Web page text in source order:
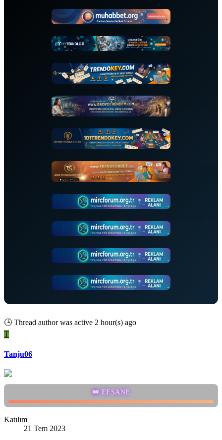
🕒 Thread author was active 2 hour(s) ago
T
Tanju06
👑 EFSANE
Katılım
21 Tem 2023